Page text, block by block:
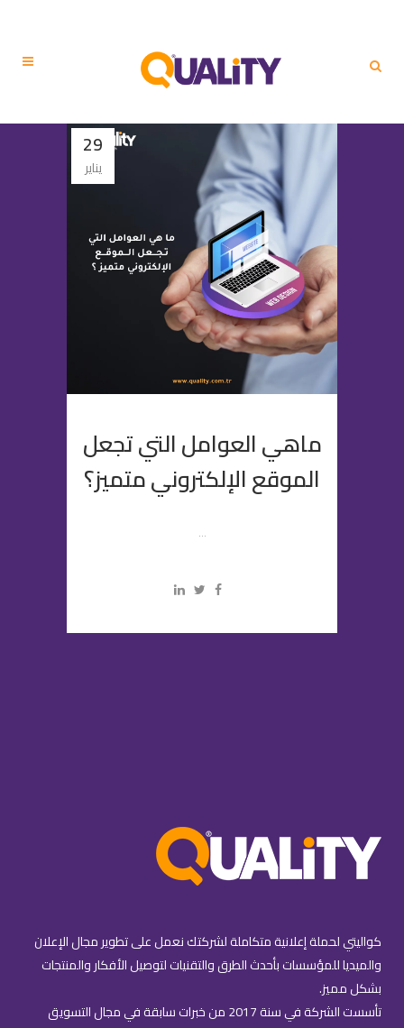
29
يناير
ماهي العوامل التي تجعل
الموقع الإلكتروني متميز؟
...
كواليتي لحملة إعلانية متكاملة لشركتك نعمل على تطوير مجال الإعلان
والميديا للمؤسسات بأحدث الطرق والتقنيات لتوصيل الأفكار والمنتجات
بشكل مميز.
تأسست الشركة في سنة 2017 من خبرات سابقة في مجال التسويق